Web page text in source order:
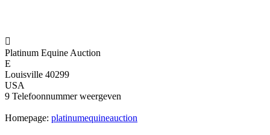

Platinum Equine Auction
E
Louisville 40299
USA
9 Telefoonnummer weergeven
Homepage: platinumequineauction